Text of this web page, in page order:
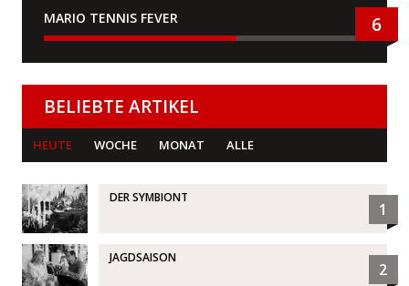
MARIO TENNIS FEVER 6
BELIEBTE ARTIKEL
HEUTE WOCHE MONAT ALLE
DER SYMBIONT
1
JAGDSAISON
2